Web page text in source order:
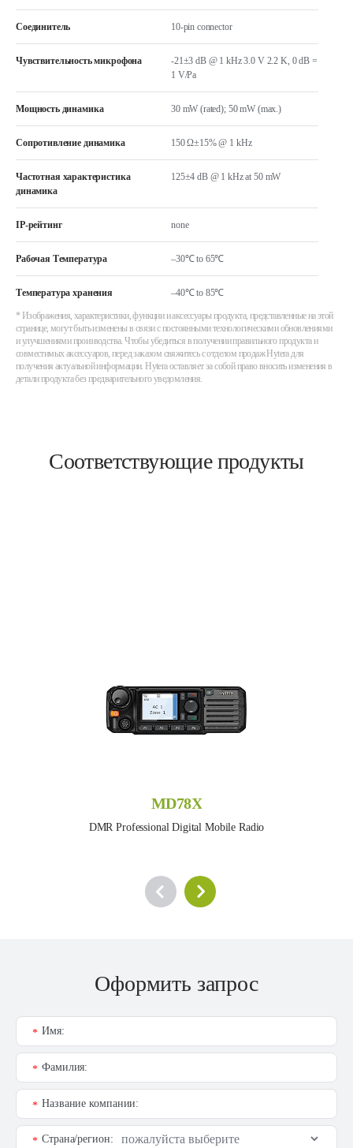
Соединитель 10-pin connector
Чувствительность микрофона
-21±3 dB @ 1 kHz 3.0 V 2.2 K, 0 dB =
1 V/Pa
Мощность динамика 30 mW (rated); 50 mW (max.)
Сопротивление динамика 150 Ω±15% @ 1 kHz
Частотная характеристика
динамика
125±4 dB @ 1 kHz at 50 mW
IP-рейтинг none
Рабочая Температура –30℃ to 65℃
Температура хранения –40℃ to 85℃
* Изображения, характеристики, функции и аксессуары продукта, представленные на этой
странице, могут быть изменены в связи с постоянными технологическими обновлениями
и улучшениями производства. Чтобы убедиться в получении правильного продукта и
совместимых аксессуаров, перед заказом свяжитесь с отделом продаж Hytera для
получения актуальной информации. Hytera оставляет за собой право вносить изменения в
детали продукта без предварительного уведомления.
Соответствующие продукты
MD78X
DMR Professional Digital Mobile Radio
Оформить запрос
Имя:
*
Фамилия:
*
Название компании:
*
Страна/регион:
*